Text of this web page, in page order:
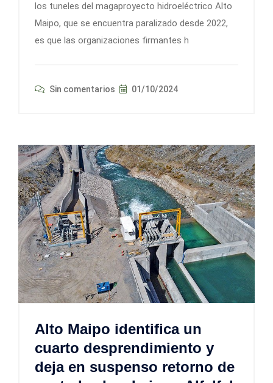
los tuneles del magaproyecto hidroeléctrico Alto
Maipo, que se encuentra paralizado desde 2022,
es que las organizaciones firmantes h
Sin comentarios 01/10/2024
Alto Maipo identifica un
cuarto desprendimiento y
deja en suspenso retorno de